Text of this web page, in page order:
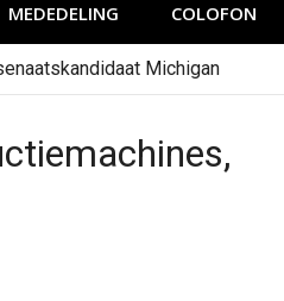
MEDEDELING COLOFON
Michigan